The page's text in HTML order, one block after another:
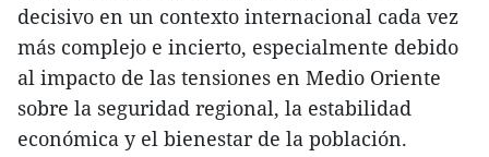
decisivo en un contexto internacional cada vez
más complejo e incierto, especialmente debido
al impacto de las tensiones en Medio Oriente
sobre la seguridad regional, la estabilidad
económica y el bienestar de la población.